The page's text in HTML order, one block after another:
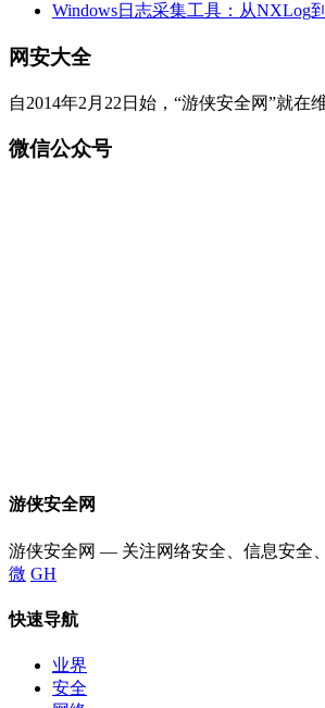
Windows日志采集工具：从NXLog
网安大全
自2014年2月22日始，“游侠安全网”就在
微信公众号
游侠安全网
游侠安全网 — 关注网络安全、信息安全
微 GH
快速导航
业界
安全